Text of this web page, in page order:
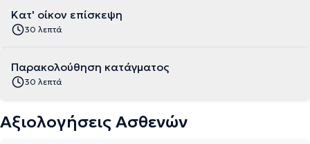
Κατ' οίκον επίσκεψη
30 λεπτά
Παρακολούθηση κατάγματος
30 λεπτά
Αξιολογήσεις Ασθενών